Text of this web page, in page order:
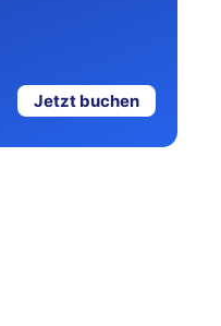
Jetzt buchen